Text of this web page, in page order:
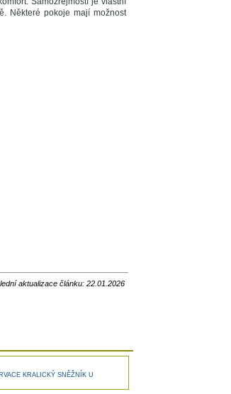
Některé pokoje mají možnost
aktualizace článku: 22.01.2026
KRALICKÝ SNĚŽNÍK U